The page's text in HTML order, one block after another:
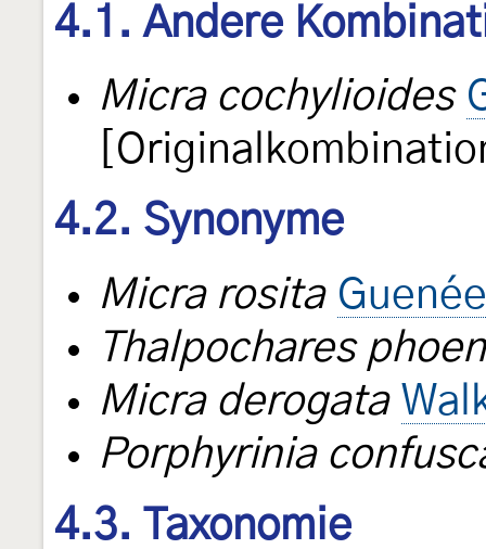
4.1. Andere
Micra cochylioides
4.2. Synonyme
Micra rosita
Thalpochares
Micra derogata
Porphyrinia
4.3. Taxonomie